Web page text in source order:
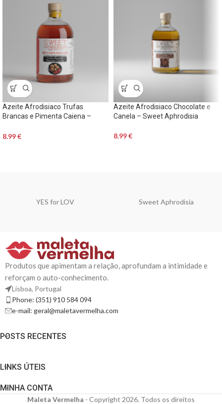
Azeite Afrodisiaco Trufas
Brancas e Pimenta Caiena –
8.99€
Azeite Afrodisiaco Chocolate e
Canela – Sweet Aphrodisia
8.99€
YES for LOV Sweet Aphrodisia
Produtos que apimentam a relação, aprofundam a intimidade e
reforçam o auto-conhecimento.
Lisboa, Portugal
Phone: (351) 910 584 094
e-mail: geral@maletavermelha.com
POSTS RECENTES
LINKS ÚTEIS
MINHA CONTA
Maleta Vermelha - Copyright 2026. Todos os direitos